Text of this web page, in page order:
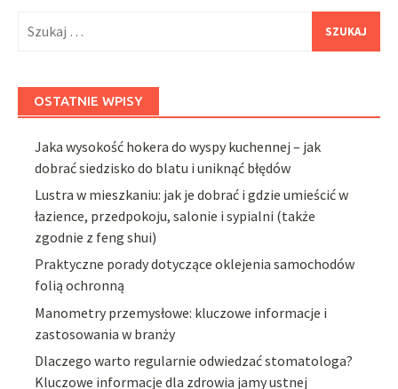
OSTATNIE WPISY
Jaka wysokość hokera do wyspy kuchennej – jak
dobrać siedzisko do blatu i uniknąć błędów
Lustra w mieszkaniu: jak je dobrać i gdzie umieścić w
łazience, przedpokoju, salonie i sypialni (także
zgodnie z feng shui)
Praktyczne porady dotyczące oklejenia samochodów
folią ochronną
Manometry przemysłowe: kluczowe informacje i
zastosowania w branży
Dlaczego warto regularnie odwiedzać stomatologa?
Kluczowe informacje dla zdrowia jamy ustnej